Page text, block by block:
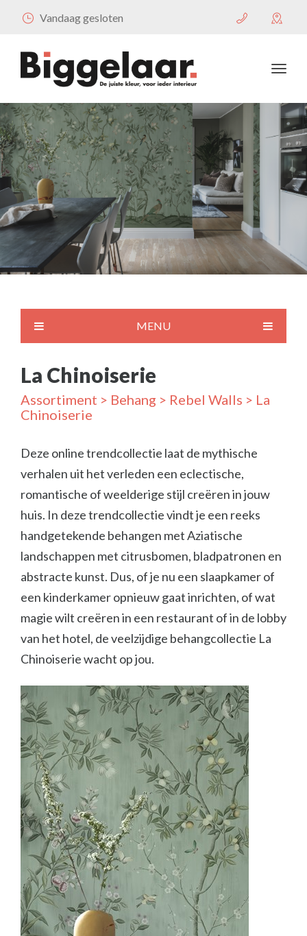
Vandaag gesloten
MENU
La Chinoiserie
Assortiment > Behang > Rebel Walls > La
Chinoiserie
Deze online trendcollectie laat de mythische
verhalen uit het verleden een eclectische,
romantische of weelderige stijl creëren in jouw
huis. In deze trendcollectie vindt je een reeks
handgetekende behangen met Aziatische
landschappen met citrusbomen, bladpatronen en
abstracte kunst. Dus, of je nu een slaapkamer of
een kinderkamer opnieuw gaat inrichten, of wat
magie wilt creëren in een restaurant of in de lobby
van het hotel, de veelzijdige behangcollectie La
Chinoiserie wacht op jou.